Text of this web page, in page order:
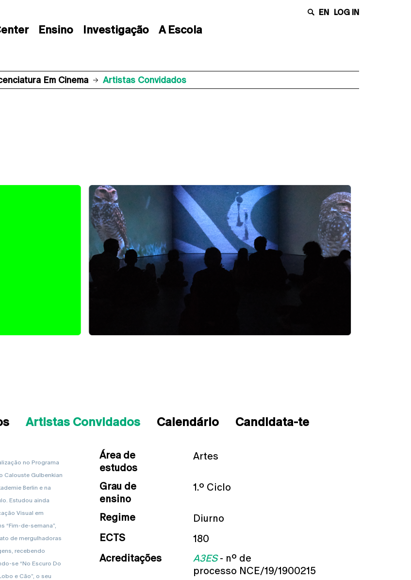
Ensino Investigação A Escola
EN LOG IN
Em Cinema Artistas Convidados
Artistas Convidados Calendário Candidata-te
no Programa
Calouste Gulbenkian
Berlin e na
Estudou ainda
Visual em
“Fim-de-semana”,
de mergulhadoras
recebendo
se “No Escuro Do
e Cão”, o seu
Área de
estudos
Artes
Grau de
ensino
1.º Ciclo
Regime
Diurno
ECTS
180
Acreditações
A3ES - nº de
processo NCE/19/1900215